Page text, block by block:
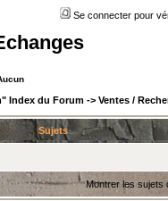
Se connecter pour
Index du Forum -> Ventes /
Sujets
Montrer les sujets